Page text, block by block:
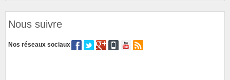
Nous suivre
Nos réseaux sociaux